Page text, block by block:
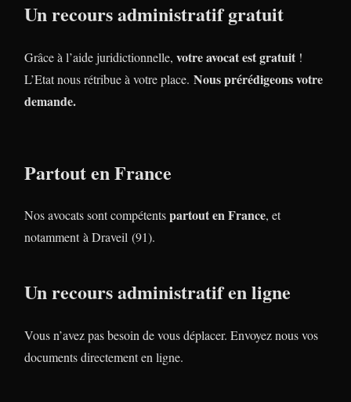
Un recours administratif gratuit
Grâce à l’aide juridictionnelle, votre avocat est gratuit !
L’Etat nous rétribue à votre place. Nous prérédigeons votre
demande.
Partout en France
Nos avocats sont compétentspartout en France, et
notamment à Draveil (91).
Un recours administratif en ligne
Vous n’avez pas besoin de vous déplacer. Envoyez nous vos
documents directement en ligne.